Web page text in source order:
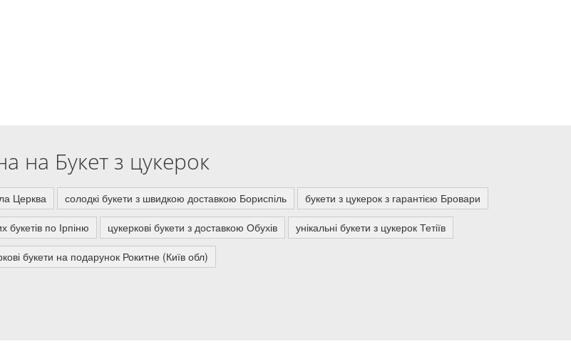
на Букет з цукерок
Церква солодкі букети з швидкою доставкою Бориспіль букети з цукерок з гарантією Бровари
букетів по Ірпіню цукеркові букети з доставкою Обухів унікальні букети з цукерок Тетіїв
букети на подарунок Рокитне (Київ обл)